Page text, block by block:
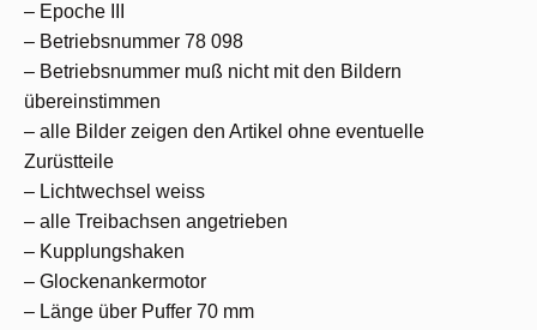
– Epoche III
– Betriebsnummer 78 098
– Betriebsnummer muß nicht mit den Bildern
übereinstimmen
– alle Bilder zeigen den Artikel ohne eventuelle
Zurüstteile
– Lichtwechsel weiss
– alle Treibachsen angetrieben
– Kupplungshaken
– Glockenankermotor
– Länge über Puffer 70 mm